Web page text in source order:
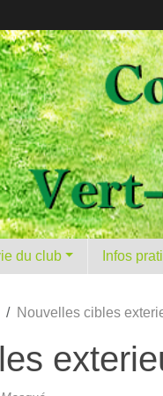
du club Infos
Nouvelles cibles